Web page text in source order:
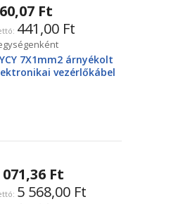
Ft
441,00 Ft
7X1mm2 árnyékolt
vezérlőkábel
071,36 Ft
5 568,00 Ft